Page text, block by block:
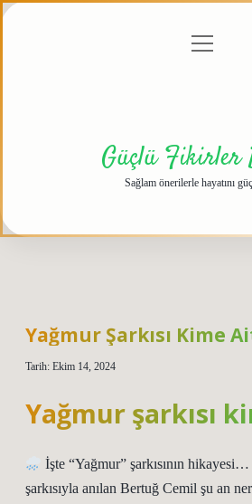
menüyü
Güçlü Fikirler
Sağlam önerilerle hayatını
Yağmur Şarkısı Kime
Tarih: Ekim 14, 2024
Yağmur şarkısı
İşte “Yağmur” şarkısının hikayesi…
şarkısıyla anılan Bertuğ Cemil şu an